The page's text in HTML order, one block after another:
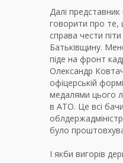
Далі
говорити про те,
справа чести
Батьківщину.
піде на фронт
Олександр
офіцерській
медалями цього
в АТО. Це всі
було
І якби вигорів